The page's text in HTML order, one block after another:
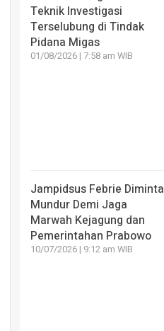
Teknik Investigasi
Terselubung di Tindak
Pidana Migas
01/08/2026 | 7:58 am WIB
Jampidsus Febrie Diminta
Mundur Demi Jaga
Marwah Kejagung dan
Pemerintahan Prabowo
10/07/2026 | 9:12 am WIB